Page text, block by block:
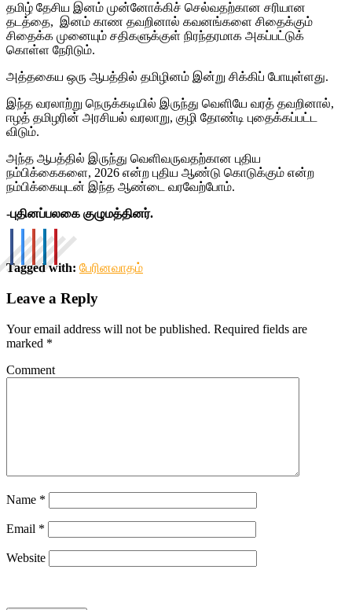
தமிழ் தேசிய இனம் முன்னோக்கிச் செல்வதற்கான சரியான
தடத்தை, இனம் காண தவறினால் கவனங்களை சிதைக்கும்
சிதைக்க முனையும் சதிகளுக்குள் நிரந்தரமாக அகப்பட்டுக்
கொள்ள நேரிடும்.
அத்தகைய ஒரு ஆபத்தில் தமிழினம் இன்று சிக்கிப் போயுள்ளது.
இந்த வரலாற்று நெருக்கடியில் இருந்து வெளியே வரத் தவறினால்,
ஈழத் தமிழரின் அரசியல் வரலாறு, குழி தோண்டி புதைக்கப்பட்ட
விடும்.
அந்த ஆபத்தில் இருந்து வெளிவருவதற்கான புதிய
நம்பிக்கைகளை, 2026 என்ற புதிய ஆண்டு கொடுக்கும் என்ற
நம்பிக்கையுடன் இந்த ஆண்டை வரவேற்போம்.
-புதினப்பலகை குழுமத்தினர்.
Tagged with: பேரினவாதம்
Leave a Reply
Your email address will not be published. Required fields are
marked *
Comment
Name *
Email *
Website